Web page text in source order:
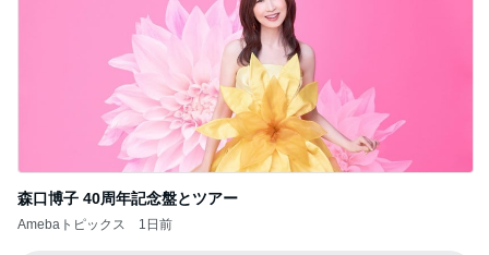
野菜の値段と農家さんの大変な思い
Amebaトピックス 1日前
簡単なのに外食みたいな味のハンバーグ
Amebaトピックス 1日前